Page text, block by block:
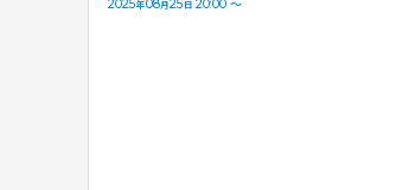
2025年08月25 日 20:00 ～